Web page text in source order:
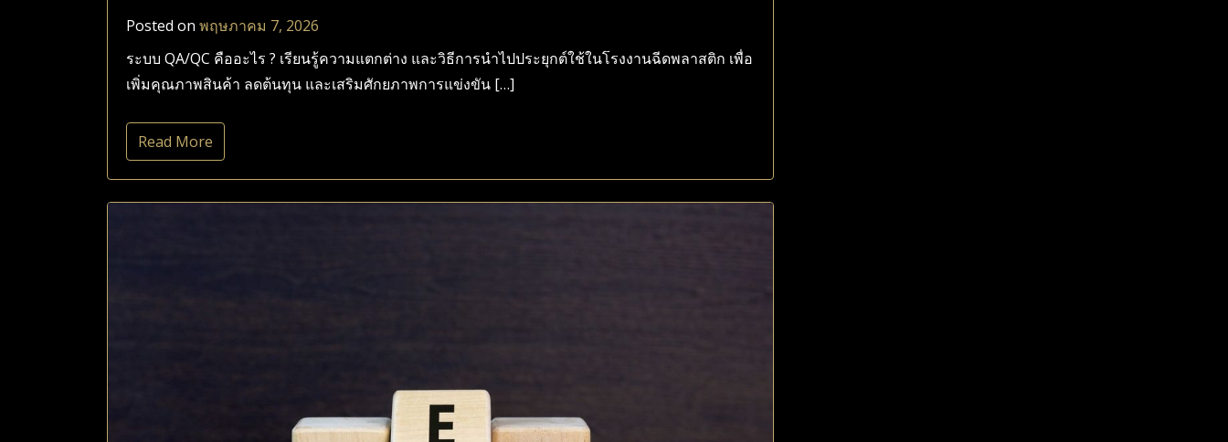
Posted on พฤษภาคม 7, 2026
ระบบ QA/QC คืออะไร ? เรียนรู้ความแตกต่าง และวิธีการนำไปประยุกต์ใช้ในโรงงานฉีดพลาสติก เพื่อ
เพิ่มคุณภาพสินค้า ลดต้นทุน และเสริมศักยภาพการแข่งขัน […]
Read More